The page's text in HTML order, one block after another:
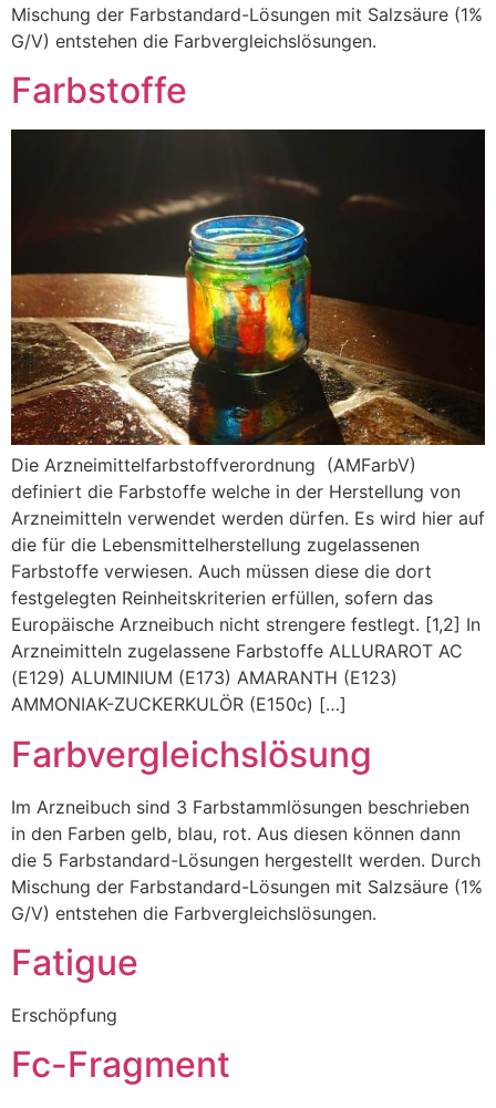
Mischung der Farbstandard-Lösungen mit Salzsäure (1%
G/V) entstehen die Farbvergleichslösungen.
Farbstoffe
Die Arzneimittelfarbstoffverordnung (AMFarbV)
definiert die Farbstoffe welche in der Herstellung von
Arzneimitteln verwendet werden dürfen. Es wird hier auf
die für die Lebensmittelherstellung zugelassenen
Farbstoffe verwiesen. Auch müssen diese die dort
festgelegten Reinheitskriterien erfüllen, sofern das
Europäische Arzneibuch nicht strengere festlegt. [1,2] In
Arzneimitteln zugelassene Farbstoffe ALLURAROT AC
(E129) ALUMINIUM (E173) AMARANTH (E123)
AMMONIAK-ZUCKERKULÖR (E150c) […]
Farbvergleichslösung
Im Arzneibuch sind 3 Farbstammlösungen beschrieben
in den Farben gelb, blau, rot. Aus diesen können dann
die 5 Farbstandard-Lösungen hergestellt werden. Durch
Mischung der Farbstandard-Lösungen mit Salzsäure (1%
G/V) entstehen die Farbvergleichslösungen.
Fatigue
Erschöpfung
Fc-Fragment